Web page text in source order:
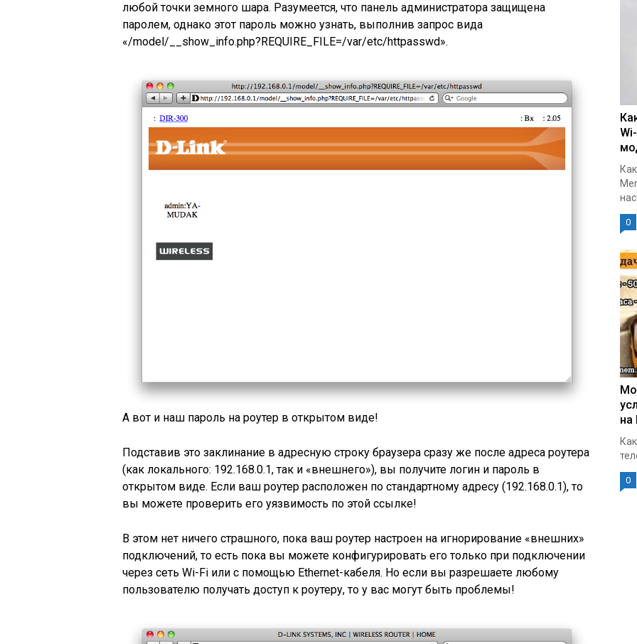
любой точки земного шара. Разумеется, что панель администратора защищена
паролем, однако этот пароль можно узнать, выполнив запрос вида
«/model/__show_info.php?REQUIRE_FILE=/var/etc/httpasswd».
А вот и наш пароль на роутер в открытом виде!
Подставив это заклинание в адресную строку браузера сразу же после адреса роутера
(как локального: 192.168.0.1, так и «внешнего»), вы получите логин и пароль в
открытом виде. Если ваш роутер расположен по стандартному адресу (192.168.0.1), то
вы можете проверить его уязвимость по этой ссылке!
В этом нет ничего страшного, пока ваш роутер настроен на игнорирование «внешних»
подключений, то есть пока вы можете конфигурировать его только при подключении
через сеть Wi-Fi или с помощью Ethernet-кабеля. Но если вы разрешаете любому
пользователю получать доступ к роутеру, то у вас могут быть проблемы!
0
на
0